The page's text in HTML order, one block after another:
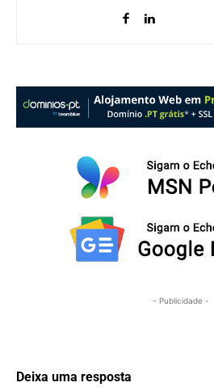
- Publicidade -
Deixa uma resposta